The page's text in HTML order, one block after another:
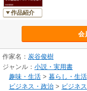
作品紹介
会
作家名： 炭谷俊樹
ジャンル： 小説・実用書
趣味・生活 > 暮らし・生活
ビジネス・政治 > ビジネ